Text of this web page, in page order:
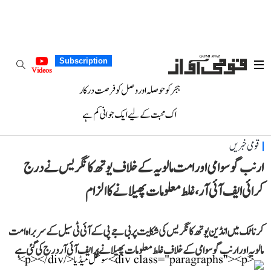
Subscription
Videos
ہجر کو حوصلہ اور وصل کو فرصت درکار
اک محبت کے لیے ایک جوانی کم ہے
قومی خبریں
ارنب گوسوامی اور امت مالویہ کے خلاف یوتھ کانگریس نے درج
کرائی ایف آئی آر، غلط معلومات پھیلانے کا الزام
کرناٹک میں انڈین یوتھ کانگریس کی شکایت پر بی جے پی کے آئی ٹی سیل کے سربراہ امت
مالویہ اور ارنب گوسوامی کے خلاف غلط معلومات پھیلانے پر ایف آئی آر درج کی گئی ہے